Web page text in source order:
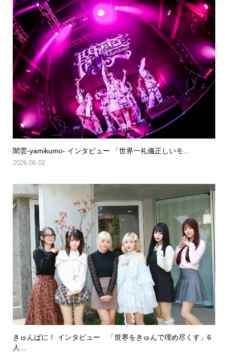
闇雲-yamikumo- インタビュー 「世界一礼儀正しいモ...
2026.06.02
きゅんぱに！ インタビュー 「世界をきゅんで埋め尽くす」6
人...